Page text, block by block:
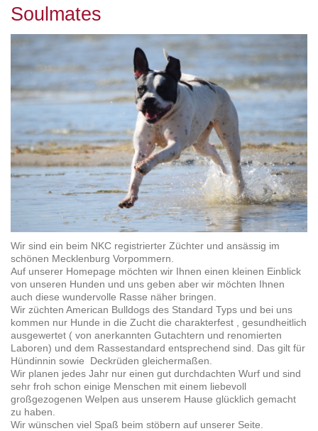
Soulmates
Wir sind ein beim NKC registrierter Züchter und ansässig im
schönen Mecklenburg Vorpommern.
Auf unserer Homepage möchten wir Ihnen einen kleinen Einblick
von unseren Hunden und uns geben aber wir möchten Ihnen
auch diese wundervolle Rasse näher bringen.
Wir züchten American Bulldogs des Standard Typs und bei uns
kommen nur Hunde in die Zucht die charakterfest , gesundheitlich
ausgewertet ( von anerkannten Gutachtern und renomierten
Laboren) und dem Rassestandard entsprechend sind. Das gilt für
Hündinnin sowie Deckrüden gleichermaßen.
Wir planen jedes Jahr nur einen gut durchdachten Wurf und sind
sehr froh schon einige Menschen mit einem liebevoll
großgezogenen Welpen aus unserem Hause glücklich gemacht
zu haben.
Wir wünschen viel Spaß beim stöbern auf unserer Seite.